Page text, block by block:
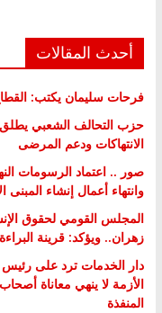
أحدث المقالات
فرحات سليمان يكتب:
حزب التحالف الشعبي
الانتهاكات ودعم المرضى
صور .. اعتماد الرسومات
وانتهاء أعمال إنشاء المبنى
المجلس القومي لحقوق
زهران.. ويؤكد: قرينة
دار الخدمات ترد على رئيس
الأزمة لا ينهي معاناة
المنفذة